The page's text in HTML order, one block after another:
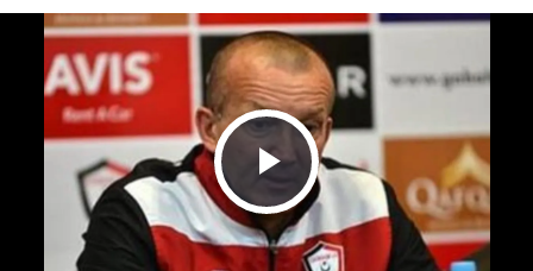
Play Video